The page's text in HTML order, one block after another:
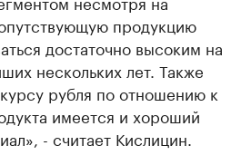
продукцию
достаточно высоким на
нескольких лет. Также
рубля по отношению к
имеется и хороший
- считает Кислицин.